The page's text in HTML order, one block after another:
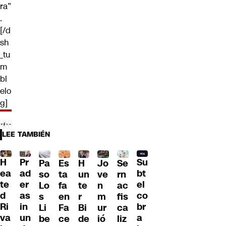
ra”
.
[/d
sh
_tu
m
bl
elo
g]
LEE TAMBIÉN
H
ea
te
d
Ri
va
Pr
ad
er
as
in
un
Pa
so
Lo
s
Li
be
Es
ta
fa
en
Fa
ce
H
un
te
r
Bi
de
Jo
ve
n
m
ur
ió
Se
rn
ac
fis
ca
liz
Su
bt
el
co
br
a